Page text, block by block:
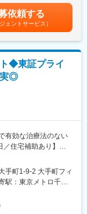
になります。バイエ
常にワークライフバ
制度（火曜日が祝
す。また、ドイツ本
ル基準の制度が掛
当を含めた表記です。
依頼する
ジェントサービス）
ト◆東証プライ
実◎
有効な治療法のない
住宅補助あり】
の安全性評価におい
見を提供いただきま
手町1-9-2 大手町フィ
駅：東京メトロ千代
変更の範囲：会社の